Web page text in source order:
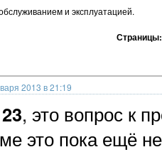
и эксплуатацией.
2013 в 21:19
, это вопрос к
это пока ещё